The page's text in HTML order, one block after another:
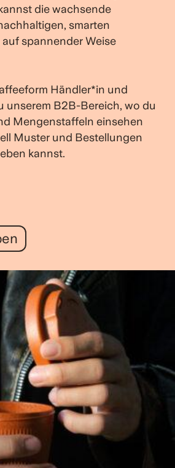
die wachsende
smarten
spannender Weise
Händler*in und
unserem B2B-Bereich, wo du
Mengenstaffeln einsehen
Muster und Bestellungen
kannst.